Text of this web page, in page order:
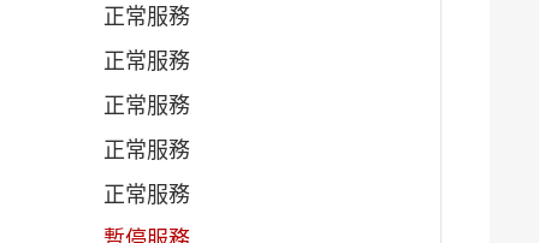
正常服務
正常服務
正常服務
正常服務
正常服務